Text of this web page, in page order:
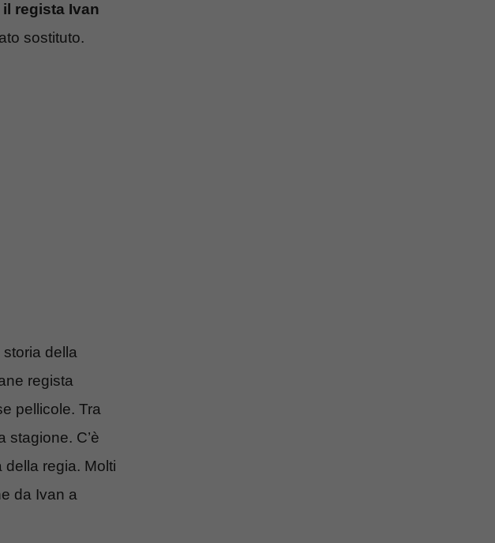
il regista Ivan
sostituto.
della
regista
pellicole. Tra
stagione. C’è
regia. Molti
da Ivan a